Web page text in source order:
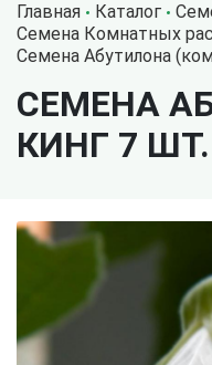
Главная Каталог
Семена Комнатных
Семена Абутилона
СЕМЕНА
КИНГ 7 ШТ.